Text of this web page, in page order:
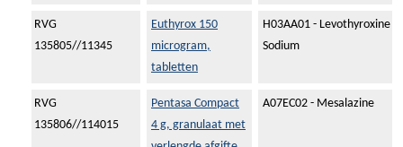
RVG
135805//11345
Euthyrox 150
microgram,
tabletten
H03AA01 - Levothyroxine
Sodium
RVG
135806//114015
Pentasa Compact
4 g, granulaat met
A07EC02 - Mesalazine